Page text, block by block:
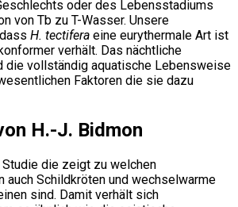
oder des Lebensstadiums
von Tb zu T-Wasser. Unsere
H. tectifera eine eurythermale Art ist
verhält. Das nächtliche
die vollständig aquatische Lebensweise
Faktoren die sie dazu
H.-J. Bidmon
die zeigt zu welchen
auch Schildkröten und wechselwarme
sind. Damit verhält sich